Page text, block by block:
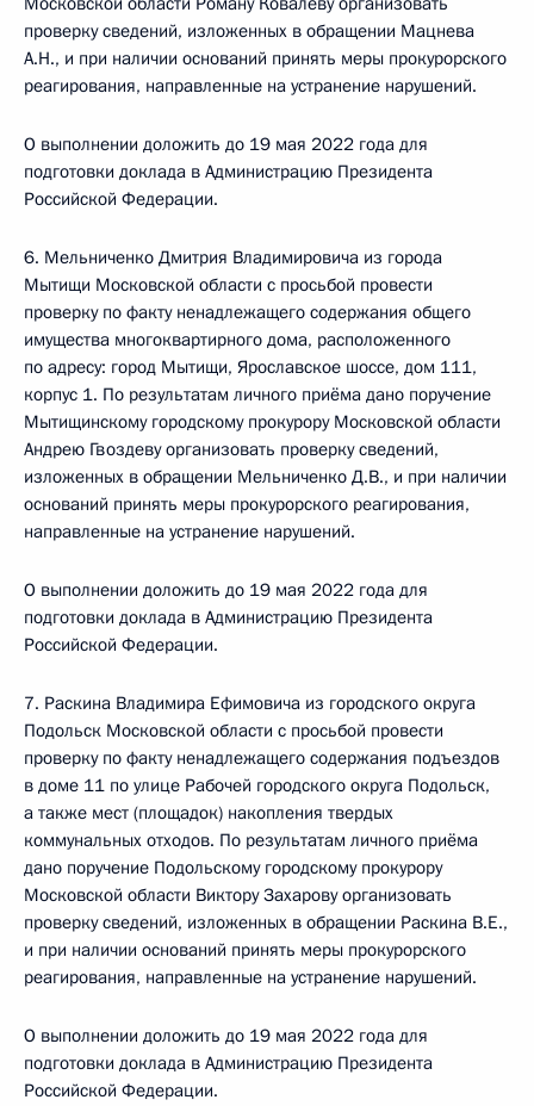
проверку сведений, изложенных в обращении Мацнева
А.Н., и при наличии оснований принять меры прокурорского
реагирования, направленные на устранение нарушений.
О выполнении доложить до 19 мая 2022 года для
подготовки доклада в Администрацию Президента
Российской Федерации.
6. Мельниченко Дмитрия Владимировича из города
Мытищи Московской области с просьбой провести
проверку по факту ненадлежащего содержания общего
имущества многоквартирного дома, расположенного
по адресу: город Мытищи, Ярославское шоссе, дом 111,
корпус 1. По результатам личного приёма дано поручение
Мытищинскому городскому прокурору Московской области
Андрею Гвоздеву организовать проверку сведений,
изложенных в обращении Мельниченко Д.В., и при наличии
оснований принять меры прокурорского реагирования,
направленные на устранение нарушений.
О выполнении доложить до 19 мая 2022 года для
подготовки доклада в Администрацию Президента
Российской Федерации.
7. Раскина Владимира Ефимовича из городского округа
Подольск Московской области с просьбой провести
проверку по факту ненадлежащего содержания подъездов
в доме 11 по улице Рабочей городского округа Подольск,
а также мест (площадок) накопления твердых
коммунальных отходов. По результатам личного приёма
дано поручение Подольскому городскому прокурору
Московской области Виктору Захарову организовать
проверку сведений, изложенных в обращении Раскина В.Е.,
и при наличии оснований принять меры прокурорского
реагирования, направленные на устранение нарушений.
О выполнении доложить до 19 мая 2022 года для
подготовки доклада в Администрацию Президента
Российской Федерации.